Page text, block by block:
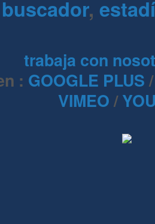
buscador,
trabaja con
: GOOGLE PLUS
VIMEO /